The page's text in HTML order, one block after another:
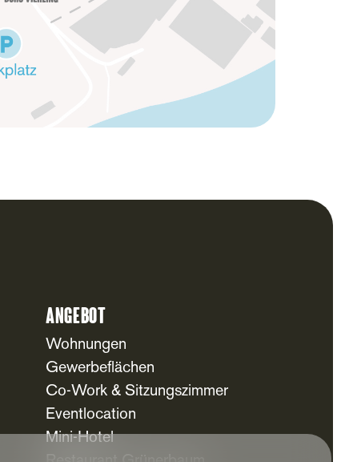
Angebot
Wohnungen
Gewerbeflächen
Co-Work & Sitzungszimmer
Eventlocation
Mini-Hotel